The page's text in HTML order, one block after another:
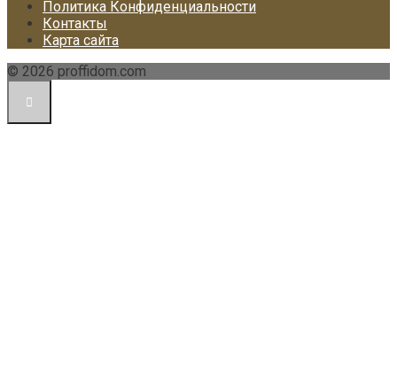
Политика Конфиденциальности
Контакты
Карта сайта
© 2026 proffidom.com